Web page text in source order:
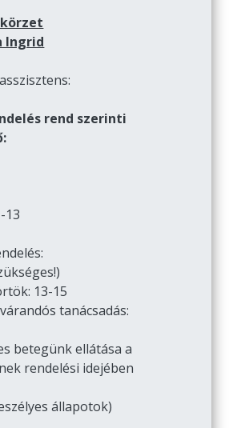
Ingrid
rend szerinti
13
13-15
tanácsadás:
betegünk ellátása a
rendelési idejében
állapotok)